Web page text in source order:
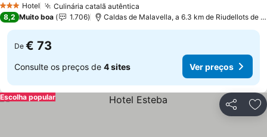
3 EstrelasHotel Culinária catalã autêntica
8,2 Muito boa 1.706 Caldas de Malavella, a 6.3 km de Riudellots de la Selva
De € 73
Consulte os preços de 4 sites Ver preços
Partilhar
Escolha popular